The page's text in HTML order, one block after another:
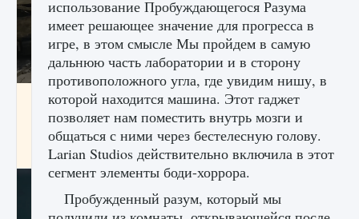
Как исправить текстовую ошибку
пользовательского интерфейса Delta
Force Hawk Ops
9 августа 2024 1 945 0 0
использование Пробуждающегося Разума
имеет решающее значение для прогресса в
игре, в этом смысле Мы пройдем в самую
дальнюю часть лаборатории и в сторону
противоположного угла, где увидим нишу, в
которой находится машина. Этот гаджет
позволяет нам поместить внутрь мозги и
общаться с ними через бестелесную голову.
Larian Studios действительно включила в этот
сегмент элементы боди-хоррора.
Пробужденный разум, который мы